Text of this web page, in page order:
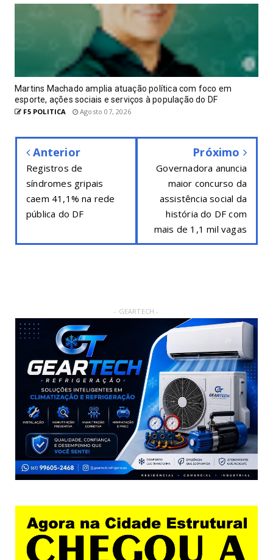
Martins Machado amplia atuação política com foco em
esporte, ações sociais e serviços à população do DF
F5 POLITICA Agosto 07, 2026
Anterior
Registros de
síndromes gripais
caem 41,1% na rede
pública do DF
Próximo
Governadora anuncia
maior concurso da
assistência social da
história do DF com
mais de 1,1 mil vagas
- GEARTECH -